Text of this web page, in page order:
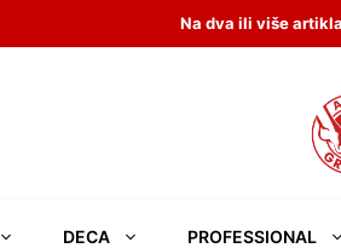
Na dva ili više artikla
DECA PROFESSIONAL